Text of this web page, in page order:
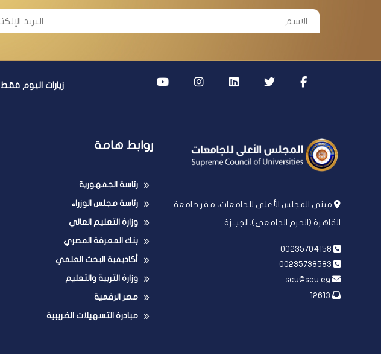
زيارات اليوم فقط
مبنى المجلس الأعلى للجامعات، مقر جامعة
القاهرة (الحرم الجامعى)،الجيــزة
روابط هامة
رئاسة الجمهورية
رئاسة مجلس الوزراء
وزارة التعليم العالي
بنك المعرفة المصري
أكاديمية البحث العلمي
وزارة التربية والتعليم
مصر الرقمية
مبادرة التسهيلات الضريبية